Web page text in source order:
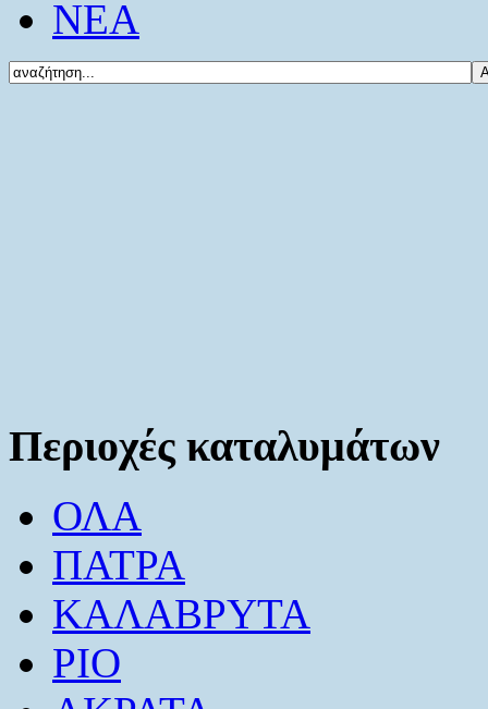
ΝΕΑ
Περιοχές καταλυμάτων
ΟΛΑ
ΠΑΤΡΑ
ΚΑΛΑΒΡΥΤΑ
ΡΙΟ